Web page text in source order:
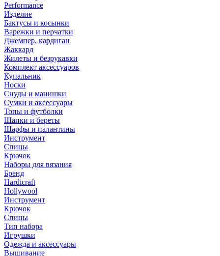
Performance
Изделие
Бактусы и косынки
Варежки и перчатки
Джемпер, кардиган
Жаккард
Жилеты и безрукавки
Комплект аксессуаров
Купальник
Носки
Снуды и манишки
Сумки и аксессуары
Топы и футболки
Шапки и береты
Шарфы и палантины
Инструмент
Спицы
Крючок
Наборы для вязания
Бренд
Hardicraft
Hollywool
Инструмент
Крючок
Спицы
Тип набора
Игрушки
Одежда и аксессуары
Вышивание